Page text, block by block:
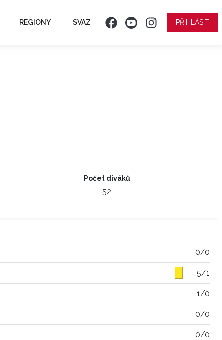
REGIONY SVAZ PŘIHLÁSIT
Počet diváků
52
0/0
5/1
1/0
0/0
0/0